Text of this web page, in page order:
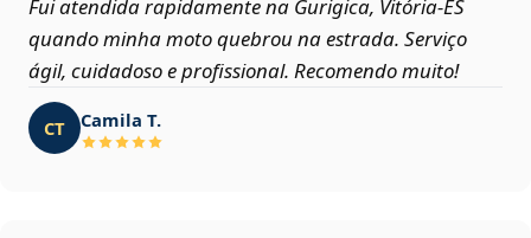
Fui atendida rapidamente na Gurigica, Vitória‑ES
quando minha moto quebrou na estrada. Serviço
ágil, cuidadoso e profissional. Recomendo muito!
CT Camila T.